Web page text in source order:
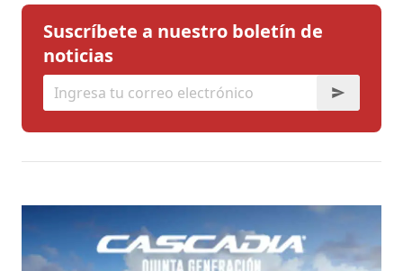
Suscríbete a nuestro boletín de
noticias